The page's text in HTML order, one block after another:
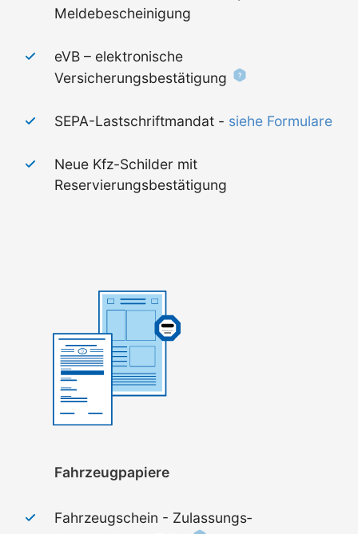
Meldebescheinigung
eVB – elektronische
Versicherungsbestätigung
SEPA-Lastschriftmandat - siehe Formulare
Neue Kfz-Schilder mit
Reservierungsbestätigung
Fahrzeugpapiere
Fahrzeugschein - Zulassungs­